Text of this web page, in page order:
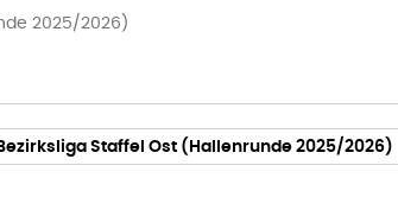
2025/2026)
Staffel Ost (Hallenrunde 2025/2026)